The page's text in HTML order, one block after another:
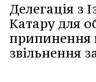
Делегація з
Катару для
припинення
звільнення